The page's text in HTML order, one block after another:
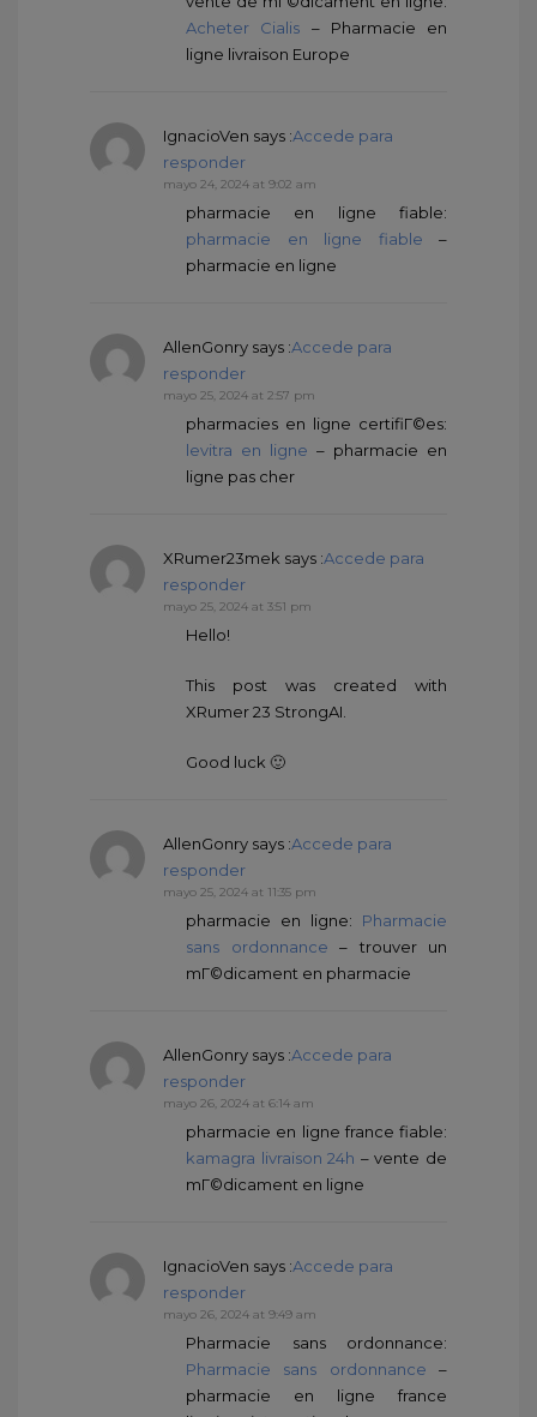
Acheter Cialis – Pharmacie en
ligne livraison Europe
IgnacioVen says :Accede para
responder
mayo 24, 2024 at 9:02 am
pharmacie en ligne fiable:
pharmacie en ligne fiable –
pharmacie en ligne
AllenGonry says :Accede para
responder
mayo 25, 2024 at 2:57 pm
pharmacies en ligne certifiГ©es:
levitra en ligne – pharmacie en
ligne pas cher
XRumer23mek says :Accede para
responder
mayo 25, 2024 at 3:51 pm
Hello!
This post was created with
XRumer 23 StrongAI.
Good luck 🙂
AllenGonry says :Accede para
responder
mayo 25, 2024 at 11:35 pm
pharmacie en ligne: Pharmacie
sans ordonnance – trouver un
mГ©dicament en pharmacie
AllenGonry says :Accede para
responder
mayo 26, 2024 at 6:14 am
pharmacie en ligne france fiable:
kamagra livraison 24h – vente de
mГ©dicament en ligne
IgnacioVen says :Accede para
responder
mayo 26, 2024 at 9:49 am
Pharmacie sans ordonnance:
Pharmacie sans ordonnance –
pharmacie en ligne france